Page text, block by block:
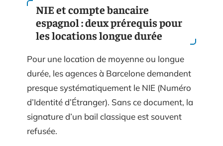
NIE et compte bancaire
espagnol : deux prérequis pour
les locations longue durée
Pour une location de moyenne ou longue
durée, les agences à Barcelone demandent
presque systématiquement le NIE (Numéro
d’Identité d’Étranger). Sans ce document, la
signature d’un bail classique est souvent
refusée.